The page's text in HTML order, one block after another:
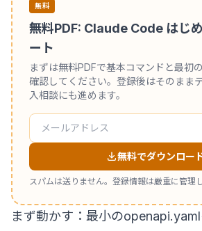
無料
無料PDF: Claude Code はじ
ート
まずは無料PDFで基本コマンドと最初
確認してください。登録後はそのまま
入相談にも進めます。
無料でダウンロー
スパムは送りません。登録情報は厳重に管理し
まず動かす：最小のopenapi.yaml